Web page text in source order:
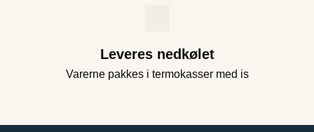
Leveres nedkølet
Varerne pakkes i termokasser med is